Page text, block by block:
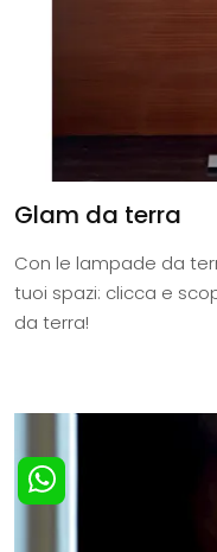
Glam da terra
Con le lampade da
tuoi spazi: clicca e
da terra!